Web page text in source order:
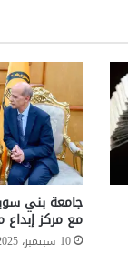
جامعة بني
مع مركز إبداع
10 سبتمبر، 2025